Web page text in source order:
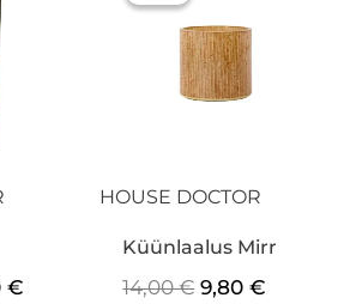
€
HOUSE DOCTOR
Küünlaalus Mirr
14,00€
14,00 €.
9,80€